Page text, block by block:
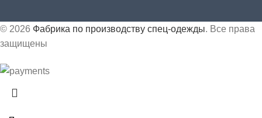
© 2026 Фабрика по производству спец-одежды. Все права
защищены